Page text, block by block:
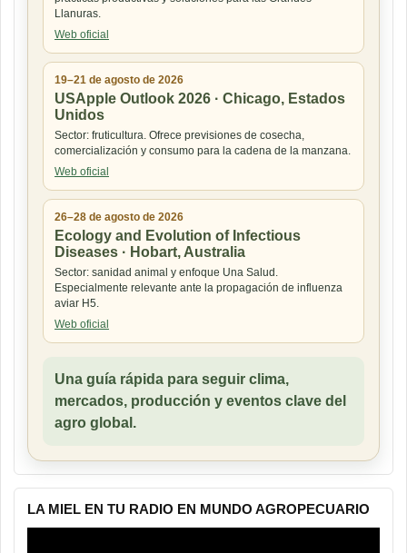
Llanuras.
Web oficial
19–21 de agosto de 2026
USApple Outlook 2026 · Chicago, Estados
Unidos
Sector: fruticultura. Ofrece previsiones de cosecha,
comercialización y consumo para la cadena de la manzana.
Web oficial
26–28 de agosto de 2026
Ecology and Evolution of Infectious
Diseases · Hobart, Australia
Sector: sanidad animal y enfoque Una Salud.
Especialmente relevante ante la propagación de influenza
aviar H5.
Web oficial
Una guía rápida para seguir clima,
mercados, producción y eventos clave del
agro global.
LA MIEL EN TU RADIO EN MUNDO AGROPECUARIO